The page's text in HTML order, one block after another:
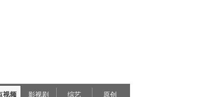
视频 影视剧 综艺 原创